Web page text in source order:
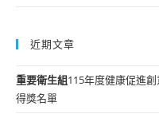
近期文章
重要衛生組115年度健康促進
得獎名單